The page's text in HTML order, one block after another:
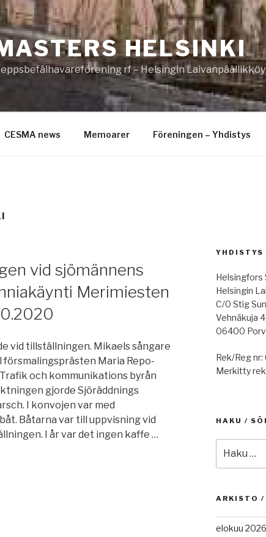
HELSINKI
rf – Helsingin
CESMA news Memoarer Föreningen – Yhdistys
vid sjömännens
Merimiesten
vid tillställningen. Mikaels sångare
Maria Repo-
och kommunikations byrån
gjorde Sjöräddnings
I konvojen var med
Båtarna var till uppvisning vid
I år var det ingen kaffe …
YHDISTYS
Helsingfors
Helsingin
C/0 Stig
Vehnäkuja 4
06400
Rek/Reg nr:
Merkitty
HAKU /
ARKISTO /
elokuu 2026